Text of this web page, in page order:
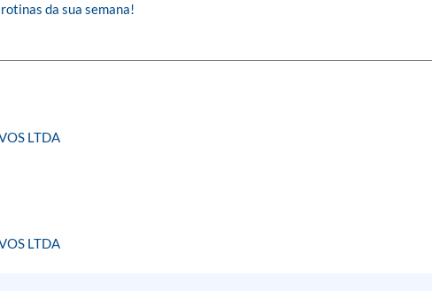
da sua semana!
LTDA
LTDA